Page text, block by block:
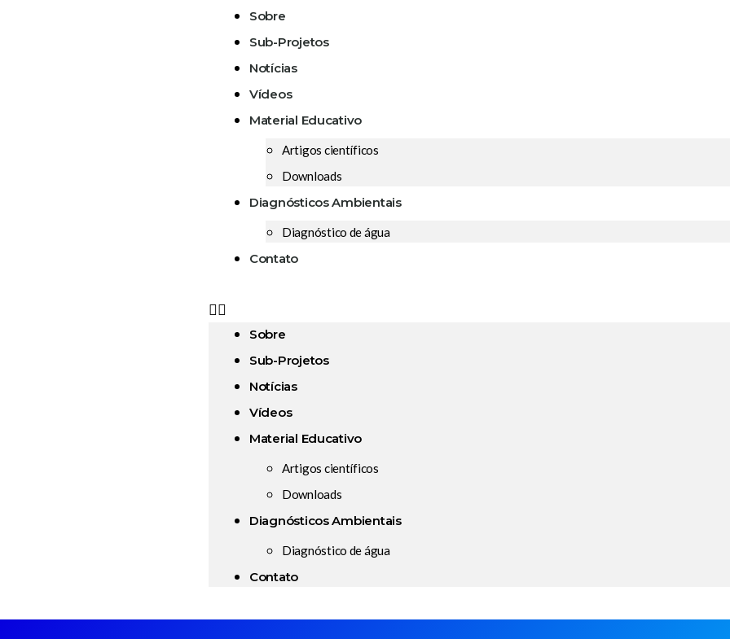
Sobre
Sub-Projetos
Notícias
Vídeos
Material Educativo
Artigos científicos
Downloads
Diagnósticos Ambientais
Diagnóstico de água
Contato
Sobre
Sub-Projetos
Notícias
Vídeos
Material Educativo
Artigos científicos
Downloads
Diagnósticos Ambientais
Diagnóstico de água
Contato